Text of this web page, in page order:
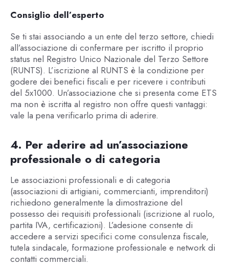
Consiglio dell’esperto
Se ti stai associando a un ente del terzo settore, chiedi
all’associazione di confermare per iscritto il proprio
status nel Registro Unico Nazionale del Terzo Settore
(RUNTS). L’iscrizione al RUNTS è la condizione per
godere dei benefici fiscali e per ricevere i contributi
del 5x1000. Un’associazione che si presenta come ETS
ma non è iscritta al registro non offre questi vantaggi:
vale la pena verificarlo prima di aderire.
4. Per aderire ad un’associazione
professionale o di categoria
Le associazioni professionali e di categoria
(associazioni di artigiani, commercianti, imprenditori)
richiedono generalmente la dimostrazione del
possesso dei requisiti professionali (iscrizione al ruolo,
partita IVA, certificazioni). L’adesione consente di
accedere a servizi specifici come consulenza fiscale,
tutela sindacale, formazione professionale e network di
contatti commerciali.